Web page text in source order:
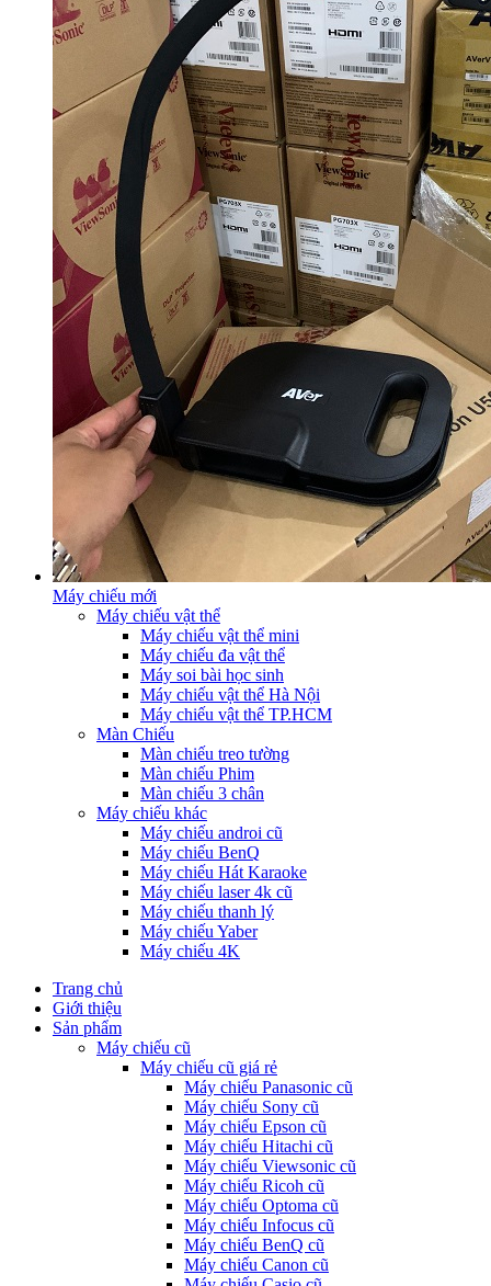
Máy chiếu mới
Máy chiếu vật thể
Máy chiếu vật thể mini
Máy chiếu đa vật thể
Máy soi bài học sinh
Máy chiếu vật thể Hà Nội
Máy chiếu vật thể TP.HCM
Màn Chiếu
Màn chiếu treo tường
Màn chiếu Phim
Màn chiếu 3 chân
Máy chiếu khác
Máy chiếu androi cũ
Máy chiếu BenQ
Máy chiếu Hát Karaoke
Máy chiếu laser 4k cũ
Máy chiếu thanh lý
Máy chiếu Yaber
Máy chiếu 4K
Trang chủ
Giới thiệu
Sản phẩm
Máy chiếu cũ
Máy chiếu cũ giá rẻ
Máy chiếu Panasonic cũ
Máy chiếu Sony cũ
Máy chiếu Epson cũ
Máy chiếu Hitachi cũ
Máy chiếu Viewsonic cũ
Máy chiếu Ricoh cũ
Máy chiếu Optoma cũ
Máy chiếu Infocus cũ
Máy chiếu BenQ cũ
Máy chiếu Canon cũ